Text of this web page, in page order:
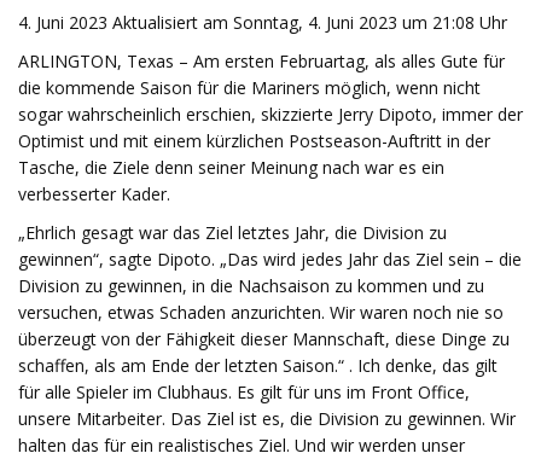
4. Juni 2023 Aktualisiert am Sonntag, 4. Juni 2023 um 21:08 Uhr
ARLINGTON, Texas – Am ersten Februartag, als alles Gute für
die kommende Saison für die Mariners möglich, wenn nicht
sogar wahrscheinlich erschien, skizzierte Jerry Dipoto, immer der
Optimist und mit einem kürzlichen Postseason-Auftritt in der
Tasche, die Ziele denn seiner Meinung nach war es ein
verbesserter Kader.
„Ehrlich gesagt war das Ziel letztes Jahr, die Division zu
gewinnen“, sagte Dipoto. „Das wird jedes Jahr das Ziel sein – die
Division zu gewinnen, in die Nachsaison zu kommen und zu
versuchen, etwas Schaden anzurichten. Wir waren noch nie so
überzeugt von der Fähigkeit dieser Mannschaft, diese Dinge zu
schaffen, als am Ende der letzten Saison.“ . Ich denke, das gilt
für alle Spieler im Clubhaus. Es gilt für uns im Front Office,
unsere Mitarbeiter. Das Ziel ist es, die Division zu gewinnen. Wir
halten das für ein realistisches Ziel. Und wir werden unser